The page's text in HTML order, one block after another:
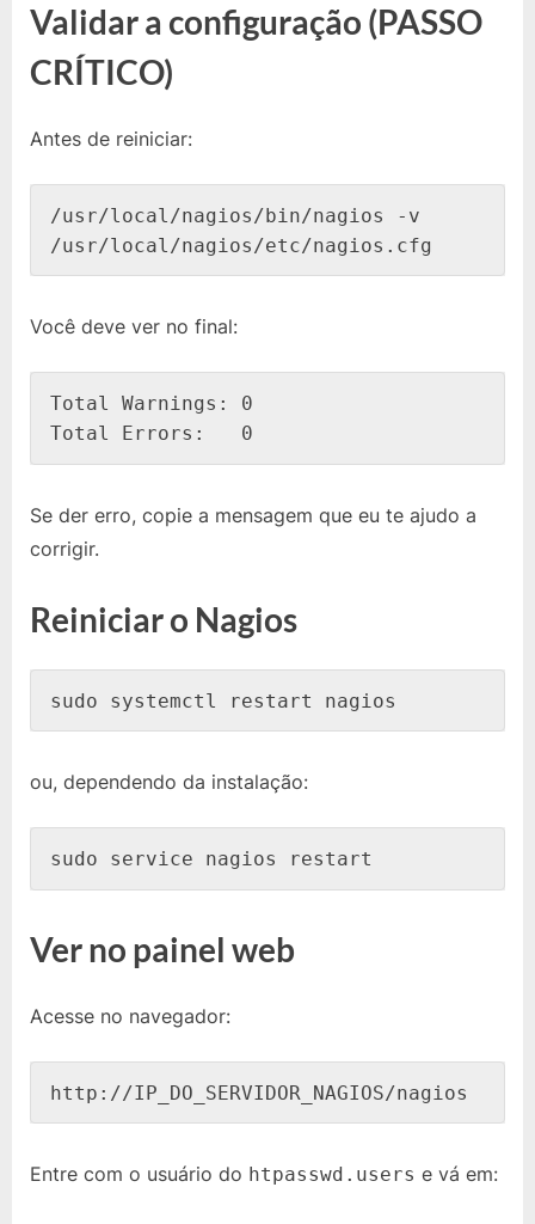
Validar a configuração (PASSO
CRÍTICO)
Antes de reiniciar:
/usr/local/nagios/bin/nagios -v
/usr/local/nagios/etc/nagios.cfg
Você deve ver no final:
Total Warnings: 0
Total Errors:   0
Se der erro, copie a mensagem que eu te ajudo a
corrigir.
Reiniciar o Nagios
ou, dependendo da instalação:
Ver no painel web
Acesse no navegador:
http://IP_DO_SERVIDOR_NAGIOS/nagios
Entre com o usuário do htpasswd.users e vá em: